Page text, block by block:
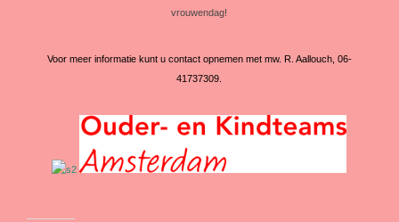
vrouwendag!
Voor meer informatie kunt u contact opnemen met mw. R. Aallouch, 06-
41737309.